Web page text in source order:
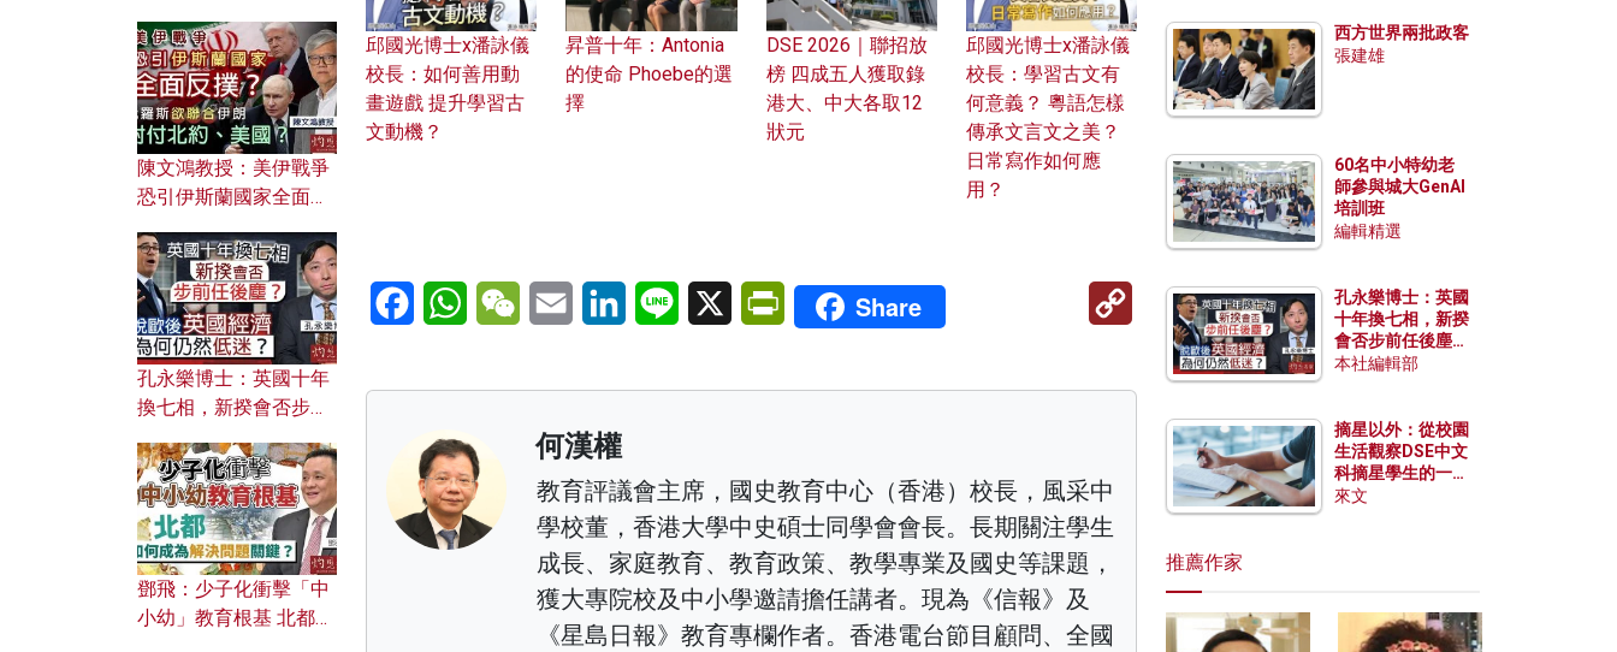
邱國光博士x潘詠儀
校長：如何善用動
畫遊戲 提升學習古
文動機？
昇普十年：Antonia
的使命 Phoebe的選
擇
DSE 2026｜聯招放
榜 四成五人獲取錄
港大、中大各取12
狀元
邱國光博士x潘詠儀
校長：學習古文有
何意義？ 粵語怎樣
傳承文言文之美？
日常寫作如何應
用？
FacebookWhatsAppWeChatEmail LinkedInLine X PrintFriendly
Share
Copy
何漢權
教育評議會主席，國史教育中心（香港）校長，風采中
學校董，香港大學中史碩士同學會會長。長期關注學生
成長、家庭教育、教育政策、教學專業及國史等課題，
獲大專院校及中小學邀請擔任講者。現為《信報》及
《星島日報》教育專欄作者。香港電台節目顧問、全國
文之美？ 日常寫作如何
應用？
陳文鴻教授：美伊戰爭
恐引伊斯蘭國家全面反
對付北約美國？
孔永樂博士：英國十年
換七相，新揆會否步前
濟為何仍然低迷？
鄧飛：少子化衝擊「中
小幼」教育根基 北都如
西方世界兩批政客
張建雄
60名中小特幼老
師參與城大GenAI
培訓班
編輯精選
孔永樂博士：英國
十年換七相，新揆
會否步前任後塵？
脫歐後英國經濟為
本社編輯部
摘星以外：從校園
生活觀察DSE中文
科摘星學生的一點
特質
來文
推薦作家